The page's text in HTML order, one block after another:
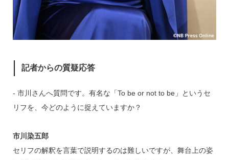
記者からの質疑応答
‐ 市川さんへ質問です。有名な「To be or not to be」というセ
リフを、今どのように捉えていますか？
市川染五郎
セリフの解釈を言葉で説明するのは難しいですが、舞台上の姿